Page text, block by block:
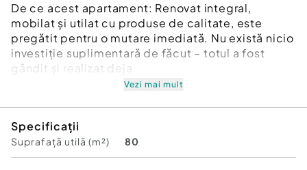
De ce acest apartament: Renovat integral,
mobilat și utilat cu produse de calitate, este
pregătit pentru o mutare imediată. Nu există nicio
investiție suplimentară de făcut – totul a fost
gândit și realizat deja.
conectată.
Bucătăria – punctul forte: Bucătărie de import
Vezi mai mult
Specificații
Suprafață utilă (m²) 80